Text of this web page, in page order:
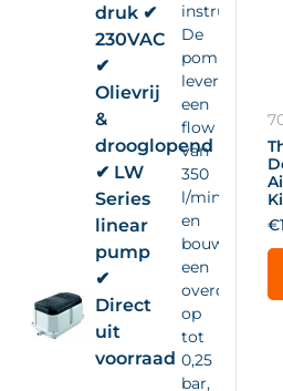
druk ✔
230VAC
✔
Olievrij
&
drooglopend
✔ LW
Series
linear
pump
✔
Direct
uit
voorraad
De
pomp
levert
een
flow
van
350
l/min
en
bouwt
een
overdruk
op
tot
0,25
bar,
€